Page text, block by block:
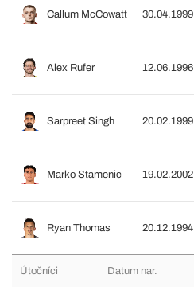
Callum McCowatt 30.04.1999
Alex Rufer 12.06.1996
Sarpreet Singh 20.02.1999
Marko Stamenic 19.02.2002
Ryan Thomas 20.12.1994
Útočníci Datum nar.